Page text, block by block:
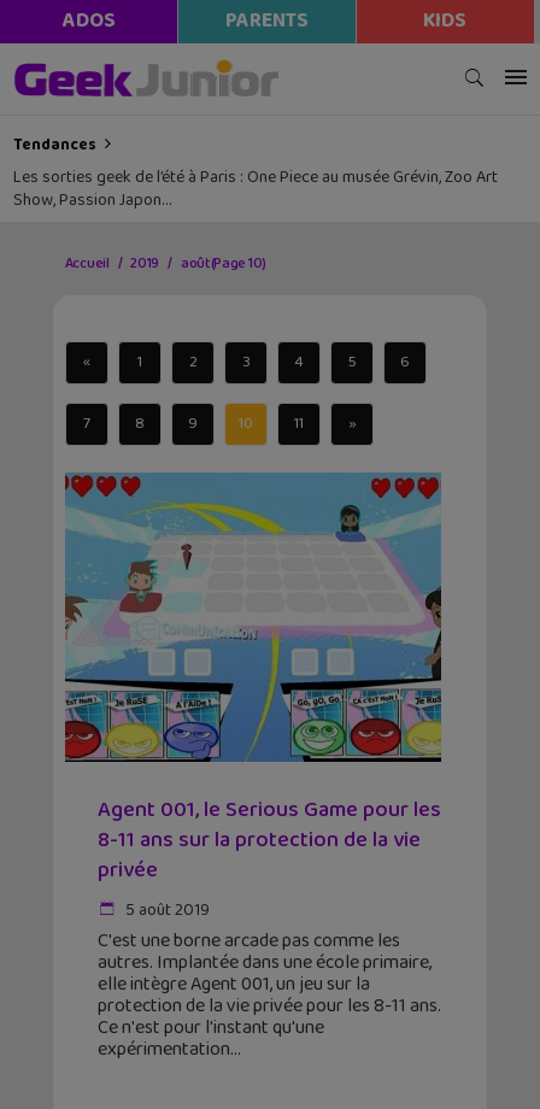
ADOS PARENTS KIDS
Tendances
Les sorties geek de l’été à Paris : One Piece au musée Grévin, Zoo Art
Show, Passion Japon…
Accueil 2019 août(Page 10)
« 1 2 3 4 5 6
7 8 9 10 11 »
Agent 001, le Serious Game pour les
8-11 ans sur la protection de la vie
privée
5 août 2019
C'est une borne arcade pas comme les
autres. Implantée dans une école primaire,
elle intègre Agent 001, un jeu sur la
protection de la vie privée pour les 8-11 ans.
Ce n'est pour l'instant qu'une
expérimentation